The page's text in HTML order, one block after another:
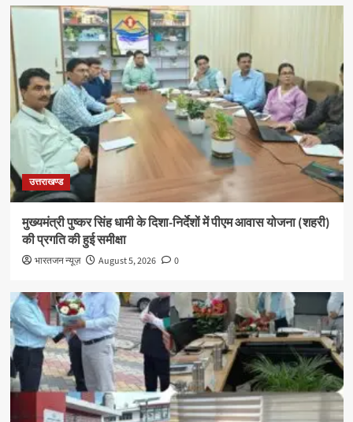
उत्तराखण्ड
मुख्यमंत्री पुष्कर सिंह धामी के दिशा-निर्देशों में पीएम आवास योजना (शहरी)
की प्रगति की हुई समीक्षा
भारतजन न्यूज़ August 5, 2026 0